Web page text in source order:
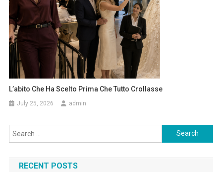
L’abito Che Ha Scelto Prima Che Tutto Crollasse
July 25, 2026 admin
Search
for:
RECENT POSTS